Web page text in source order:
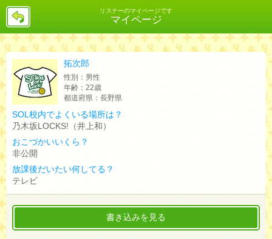
リスナーのマイページです
マイページ
戻
拓次郎
性別： 男性
年齢： 22歳
都道府県： 長野県
SOL校内でよくいる場所は？
乃木坂LOCKS!（井上和）
おこづかいいくら？
非公開
放課後だいたい何してる？
テレビ
書き込みを見る